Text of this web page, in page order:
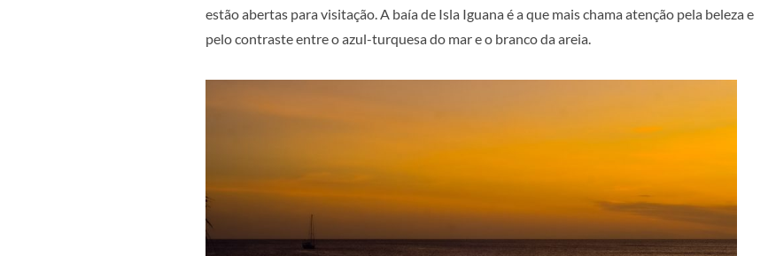
estão abertas para visitação. A baía de Isla Iguana é a que mais chama atenção pela beleza e
pelo contraste entre o azul-turquesa do mar e o branco da areia.